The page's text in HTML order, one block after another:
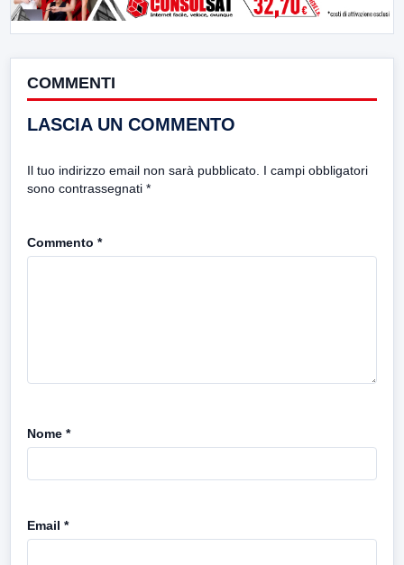
COMMENTI
LASCIA UN COMMENTO
Il tuo indirizzo email non sarà pubblicato. I campi obbligatori
sono contrassegnati *
Commento *
Nome *
Email *